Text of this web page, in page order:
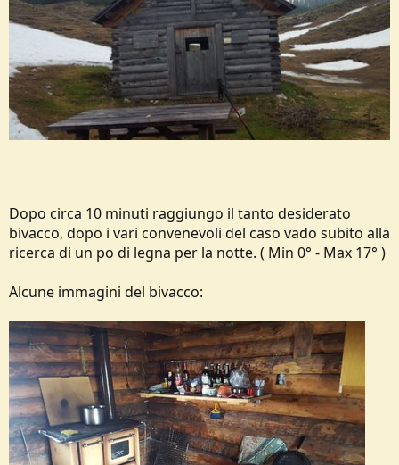
Dopo circa 10 minuti raggiungo il tanto desiderato
bivacco, dopo i vari convenevoli del caso vado subito alla
ricerca di un po di legna per la notte. ( Min 0° - Max 17° )
Alcune immagini del bivacco: